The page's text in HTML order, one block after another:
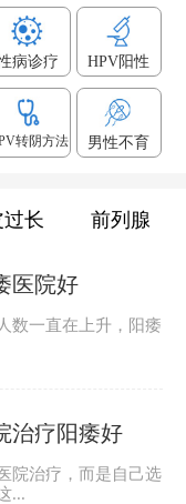
病诊疗 HPV阳性
转阴方法 男性不育
长 前列腺
医院好
数一直在上升，阳痿
治疗阳痿好
院治疗，而是自己选
...